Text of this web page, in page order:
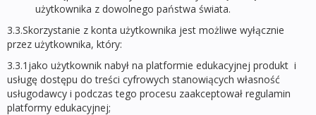
użytkownika z dowolnego państwa świata.
3.3.Skorzystanie z konta użytkownika jest możliwe wyłącznie
przez użytkownika, który:
3.3.1jako użytkownik nabył na platformie edukacyjnej produkt i
usługę dostępu do treści cyfrowych stanowiących własność
usługodawcy i podczas tego procesu zaakceptował regulamin
platformy edukacyjnej;